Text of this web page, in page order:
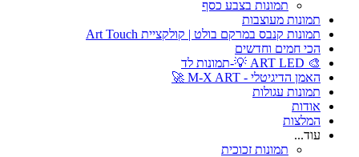
תמונות בצבע כסף
תמונות מעוצבות
תמונות קנבס במרקם בולט | קולקציית Art Touch
הכי חמים וחדשים
🎨 ART LED 💡-תמונות לד
האמן הדיגיטלי - M-X ART 🚀
תמונות עגולות
אודות
המלצות
עוד...
תמונות זכוכית